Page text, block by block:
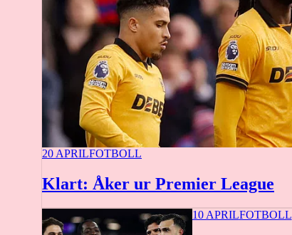
20 APRILFOTBOLL
Klart: Åker ur Premier League
10 APRILFOTBOLL